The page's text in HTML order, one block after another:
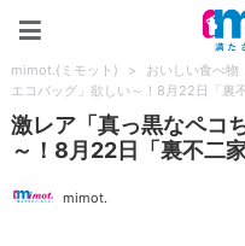
mimot.(ミモット) > おいしい食べ物
エコバッグ」欲しい～！8月22日「裏
激レア「真っ黒なペコ
～！8月22日「裏不二
mimot.